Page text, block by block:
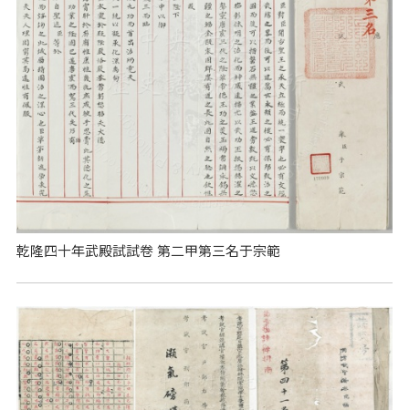
乾隆四十年武殿試試卷 第二甲第三名于宗範